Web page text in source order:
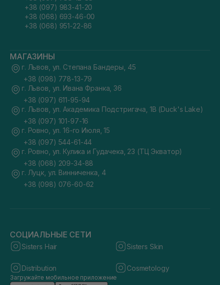
+38 (097) 983-41-20
+38 (068) 693-46-00
+38 (068) 951-22-86
МАГАЗИНЫ
г. Львов, ул. Степана Бандеры, 45
+38 (098) 778-13-79
г. Львов, ул. Ивана Франка, 36
+38 (097) 611-95-94
г. Львов, ул. Академика Подстригача, 1В (Duck's Lake)
+38 (097) 101-97-16
г. Ровно, ул. 16-го Июля, 15
+38 (097) 544-61-44
г. Ровно, ул. Кулика и Гудачека, 23 (ТЦ Экватор)
+38 (068) 209-34-88
г. Луцк, ул. Винниченка, 4
+38 (098) 076-60-62
СОЦИАЛЬНЫЕ СЕТИ
Sisters Hair Sisters Skin
Distribution Cosmetology
Загружайте мобильное приложение